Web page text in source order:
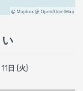
@ Mapbox @ OpenStreetMap
日 (火)